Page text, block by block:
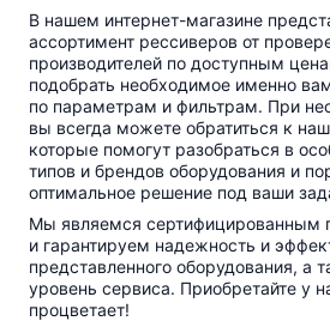
В нашем интернет-магазине
ассортимент рессиверов от
производителей по доступным
подобрать необходимое именно
по параметрам и фильтрам. При
вы всегда можете обратиться к
которые помогут разобраться в
типов и брендов оборудования и
оптимальное решение под ваши
Мы являемся сертифицированным
и гарантируем надежность и
представленного оборудования, а
уровень сервиса. Приобретайте у
процветает!